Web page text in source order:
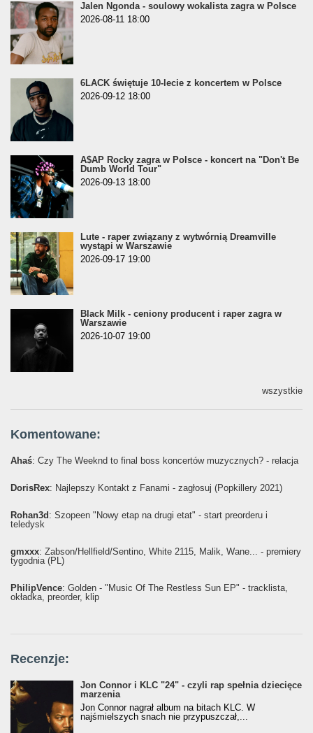
Jalen Ngonda - soulowy wokalista zagra w Polsce
2026-08-11 18:00
6LACK świętuje 10-lecie z koncertem w Polsce
2026-09-12 18:00
A$AP Rocky zagra w Polsce - koncert na "Don't Be
Dumb World Tour"
2026-09-13 18:00
Lute - raper związany z wytwórnią Dreamville
wystąpi w Warszawie
2026-09-17 19:00
Black Milk - ceniony producent i raper zagra w
Warszawie
2026-10-07 19:00
wszystkie
Komentowane:
Ahaś: Czy The Weeknd to final boss koncertów muzycznych? - relacja
DorisRex: Najlepszy Kontakt z Fanami - zagłosuj (Popkillery 2021)
Rohan3d : Szopeen "Nowy etap na drugi etat" - start preorderu i
teledysk
gmxxx: Żabson/Hellfield/Sentino, White 2115, Malik, Wane... - premiery
tygodnia (PL)
PhilipVence: Golden - "Music Of The Restless Sun EP" - tracklista,
okładka, preorder, klip
Recenzje:
Jon Connor i KLC "24" - czyli rap spełnia dziecięce
marzenia
Jon Connor nagrał album na bitach KLC. W
najśmielszych snach nie przypuszczał,...